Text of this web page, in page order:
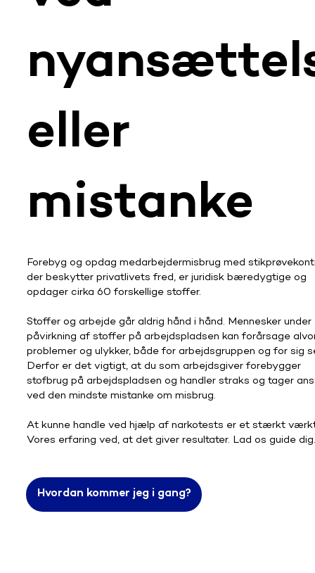
eller
mistanke
Forebyg og opdag medarbejdermisbrug med
der beskytter privatlivets fred, er juridisk bæredygtige og
opdager cirka 60 forskellige stoffer.
Stoffer og arbejde går aldrig hånd i hånd. Mennesker under
påvirkning af stoffer på arbejdspladsen kan forårsage
problemer og ulykker, både for arbejdsgruppen og for sig
Derfor er det vigtigt, at du som arbejdsgiver forebygger
stofbrug på arbejdspladsen og handler straks og tager
ved den mindste mistanke om misbrug.
At kunne handle ved hjælp af narkotests er et stærkt
Vores erfaring ved, at det giver resultater. Lad os guide dig.
Hvordan kommer jeg i gang?